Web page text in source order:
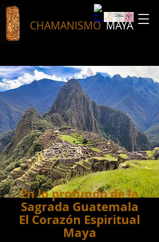
CHAMANISMOMAYA
En lo profundo de la
Sagrada Guatemala
El Corazón Espiritual
Maya